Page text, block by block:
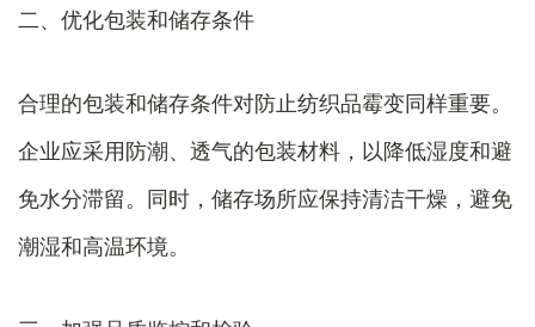
二、优化包装和储存条件
合理的包装和储存条件对防止纺织品霉变同样重要。
企业应采用防潮、透气的包装材料，以降低湿度和避
免水分滞留。同时，储存场所应保持清洁干燥，避免
潮湿和高温环境。